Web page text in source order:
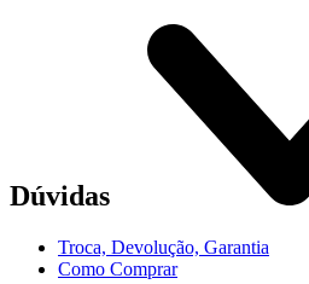
Dúvidas
Troca, Devolução, Garantia
Como Comprar